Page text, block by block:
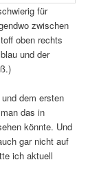
für
zwischen
oben rechts
und der
dem ersten
das in
könnte. Und
gar nicht auf
ich aktuell